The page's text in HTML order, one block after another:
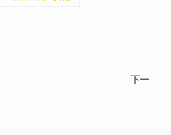
下一